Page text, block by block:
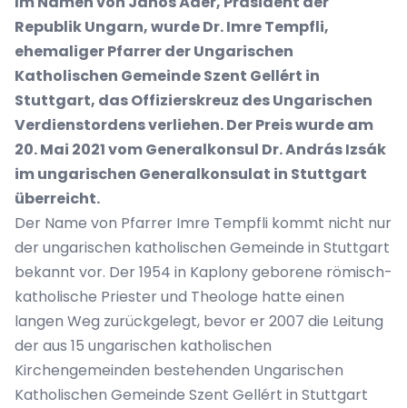
Republik Ungarn, wurde Dr. Imre Tempfli,
ehemaliger Pfarrer der Ungarischen
Katholischen Gemeinde Szent Gellért in
Stuttgart, das Offizierskreuz des Ungarischen
Verdienstordens verliehen. Der Preis wurde am
20. Mai 2021 vom Generalkonsul Dr. András Izsák
im ungarischen Generalkonsulat in Stuttgart
überreicht.
Der Name von Pfarrer Imre Tempfli kommt nicht nur
der ungarischen katholischen Gemeinde in Stuttgart
bekannt vor. Der 1954 in Kaplony geborene römisch-
katholische Priester und Theologe hatte einen
langen Weg zurückgelegt, bevor er 2007 die Leitung
der aus 15 ungarischen katholischen
Kirchengemeinden bestehenden Ungarischen
Katholischen Gemeinde Szent Gellért in Stuttgart